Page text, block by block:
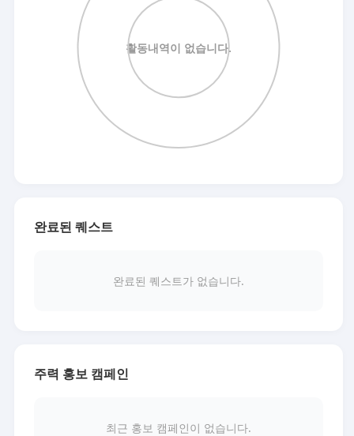
완료된 퀘스트
완료된 퀘스트가 없습니다.
주력 홍보 캠페인
최근 홍보 캠페인이 없습니다.